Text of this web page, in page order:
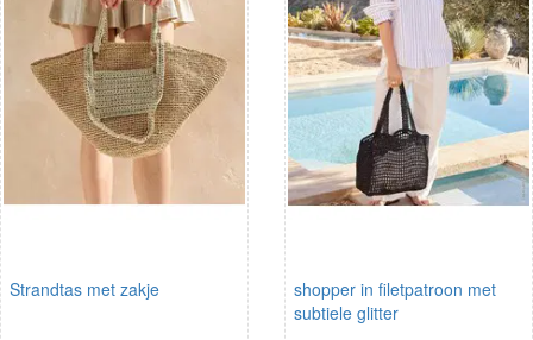
Strandtas met zakje
shopper in filetpatroon met
subtiele glitter